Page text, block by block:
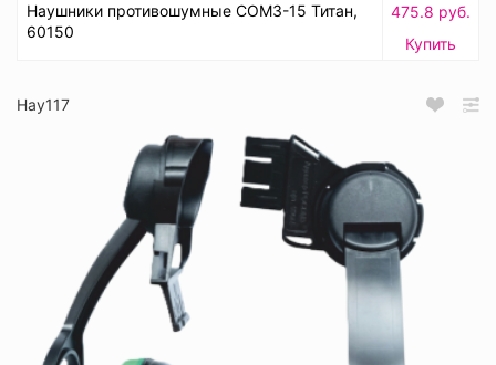
Наушники противошумные СОМЗ-15 Титан,
60150
475.8 руб.
Купить
Нау117